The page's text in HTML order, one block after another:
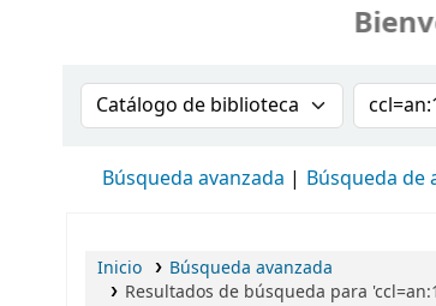
Buscar en el catálogo por:Buscar
Búsqueda avanzada Búsqueda de
Inicio
Búsqueda avanzada
Resultados de búsqueda para